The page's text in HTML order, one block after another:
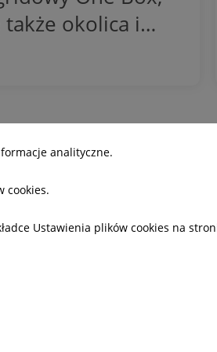
okolica i
krasnal
Materiały do pobrania
analityczne.
cookies.
Ustawienia plików cookies na